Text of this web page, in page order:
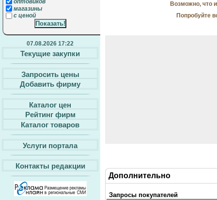
магазины
с ценой
07.08.2026 17:22
Текущие закупки
Запросить цены
Добавить фирму
Каталог цен
Рейтинг фирм
Каталог товаров
Услуги портала
Контакты редакции
Возможно, что
Попробуйте
Дополнительно
Запросы покупателей